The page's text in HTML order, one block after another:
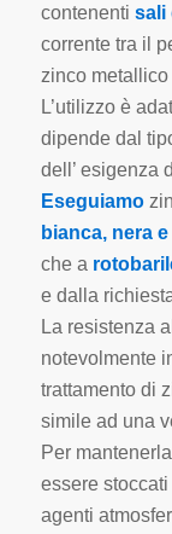
contenenti sali
corrente tra il
zinco
L’utilizzo è
dipende dal
dell’ esigenza
Eseguiamo
bianca, nera
che a
e dalla
La resistenza
notevolmente
trattamento di
simile ad una
Per
essere
agenti